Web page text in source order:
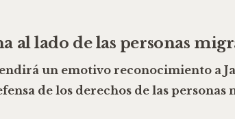
al lado de las personas
un emotivo reconocimiento a
de los derechos de las personas